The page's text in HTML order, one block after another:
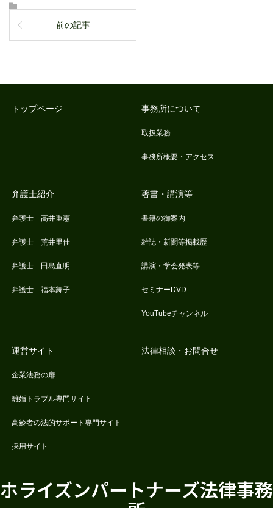
前の記事
トップページ 事務所について
取扱業務
事務所概要・アクセス
弁護士紹介
弁護士 高井重憲
弁護士 荒井里佳
弁護士 田島直明
弁護士 福本舞子
著書・講演等
書籍の御案内
雑誌・新聞等掲載歴
講演・学会発表等
セミナーDVD
YouTubeチャンネル
運営サイト
企業法務の扉
離婚トラブル専門サイト
高齢者の法的サポート専門サイト
採用サイト
法律相談・お問合せ
ホライズンパートナーズ法律事務